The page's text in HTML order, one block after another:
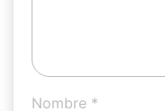
Nombre *